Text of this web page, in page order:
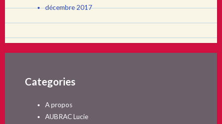
décembre 2017
Categories
A propos
AUBRAC Lucie